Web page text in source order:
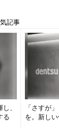
アクセスのログ
入直後では何も
では、認証エ
が（どのよう
などが分からな
、［スタート
認証サービス
記事
、
る
「さすが
を。新し